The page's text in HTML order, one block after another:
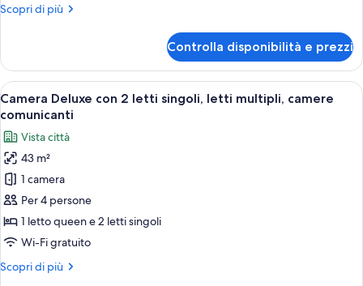
king
letto
(Paris
View)
Scopri di più
Altri
Deluxe,
letto
king
divano
letto
(Paris
View)
Controlla disponibilità e prezzi
Apri
tutte
le
foto
per
Camera
Deluxe
con
2
singoli,
Camera d'albergo con due letti, un
7
Camera Deluxe con 2 letti singoli, letti multipli, camere
comunicanti
Vista città
43 m²
1 camera
Per 4 persone
1 letto queen e 2 letti singoli
Wi-Fi gratuito
Scopri di più
Altri